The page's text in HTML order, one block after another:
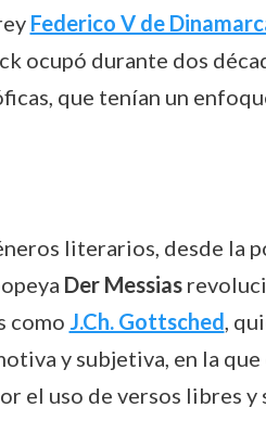
Federico V de
ocupó durante dos
que tenían un
literarios, desde la
Der Messias
como J.Ch. Gottsched,
y subjetiva, en la
el uso de versos libres